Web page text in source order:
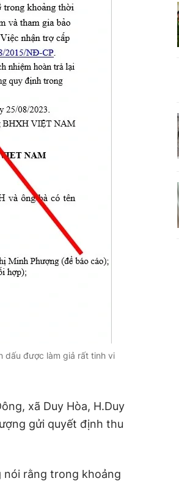
dấu được làm giả rất tinh vi
xã Duy Hòa, H.Duy
gửi quyết định thu
nói rằng trong khoảng